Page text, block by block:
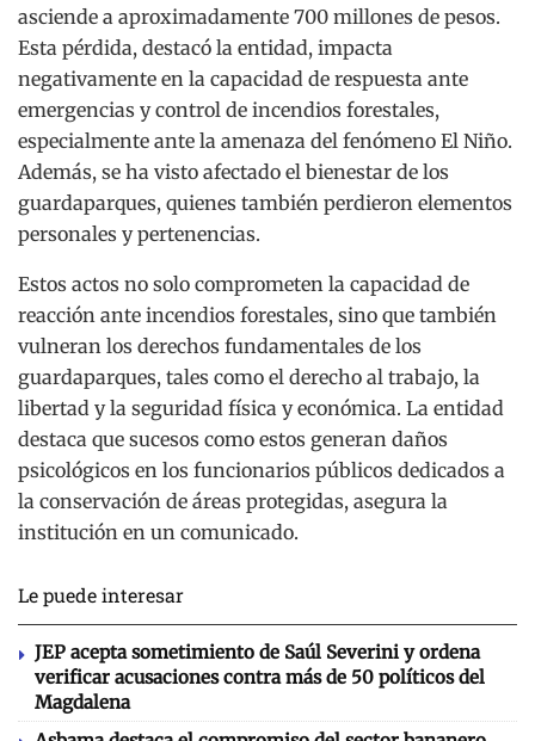
asciende a aproximadamente 700 millones de pesos.
Esta pérdida, destacó la entidad, impacta
negativamente en la capacidad de respuesta ante
emergencias y control de incendios forestales,
especialmente ante la amenaza del fenómeno El Niño.
Además, se ha visto afectado el bienestar de los
guardaparques, quienes también perdieron elementos
personales y pertenencias.
Estos actos no solo comprometen la capacidad de
reacción ante incendios forestales, sino que también
vulneran los derechos fundamentales de los
guardaparques, tales como el derecho al trabajo, la
libertad y la seguridad física y económica. La entidad
destaca que sucesos como estos generan daños
psicológicos en los funcionarios públicos dedicados a
la conservación de áreas protegidas, asegura la
institución en un comunicado.
Le puede interesar
JEP acepta sometimiento de Saúl Severini y ordena
verificar acusaciones contra más de 50 políticos del
Magdalena